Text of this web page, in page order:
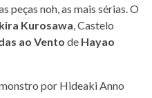
peças noh, as mais sérias. O
Kurosawa, Castelo
ao Vento de Hayao